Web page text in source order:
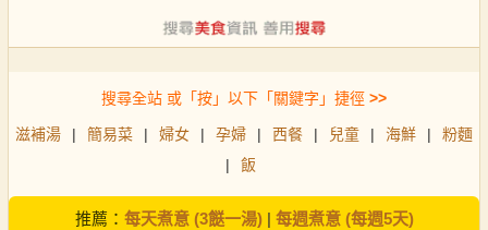
搜尋全站 或「按」以下「關鍵字」捷徑 >>
滋補湯 | 簡易菜 | 婦女 | 孕婦 | 西餐 | 兒童 | 海鮮 |
粉麵
|
飯
推薦： 每天煮意 (3餸一湯)| 每週煮意 (每週5天)